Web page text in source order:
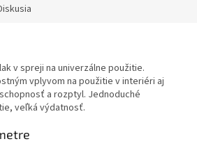
v spreji na univerzálne použitie.
vplyvom na použitie v interiéri aj
a rozptyl. Jednoduché
veľká výdatnosť.